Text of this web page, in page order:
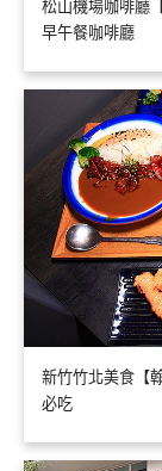
松山機場咖啡廳
早午餐咖啡廳
新竹竹北美食【
必吃